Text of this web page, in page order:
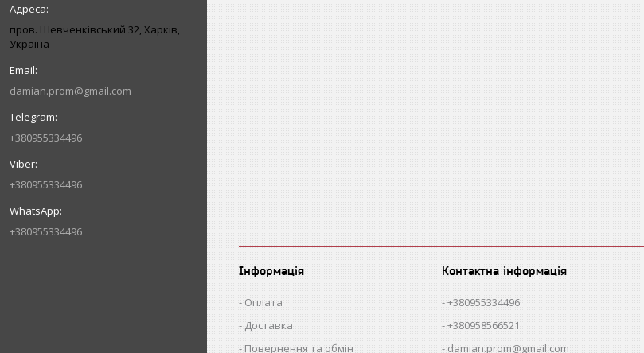
пров. Шевченківський 32, Харків,
Україна
damian.prom@gmail.com
+380955334496
+380955334496
+380955334496
Інформація
Оплата
Доставка
Повернення та обмін
Контактна інформація
+380955334496
+380958566521
damian.prom@gmail.com